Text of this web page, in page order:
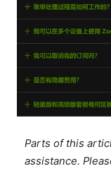
Parts of this
assistance.